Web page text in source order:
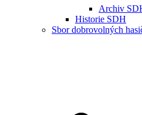
Archiv
Historie SDH
Sbor dobrovolných